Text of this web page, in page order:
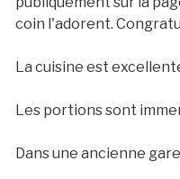
coin l'adorent.
La cuisine est
Les portions sont
Dans une ancienne